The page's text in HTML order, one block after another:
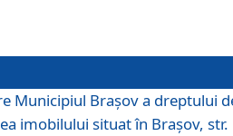
Municipiul Brașov a dreptului
imobilului situat în Brașov, str.